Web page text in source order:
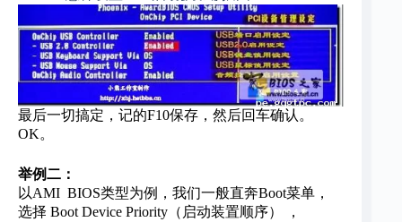
最后一切搞定，记的F10保存，然后回车确认。
OK。
举例二：
以AMI BIOS类型为例，我们一般直奔Boot菜单，
选择 Boot Device Priority（启动装置顺序） ，